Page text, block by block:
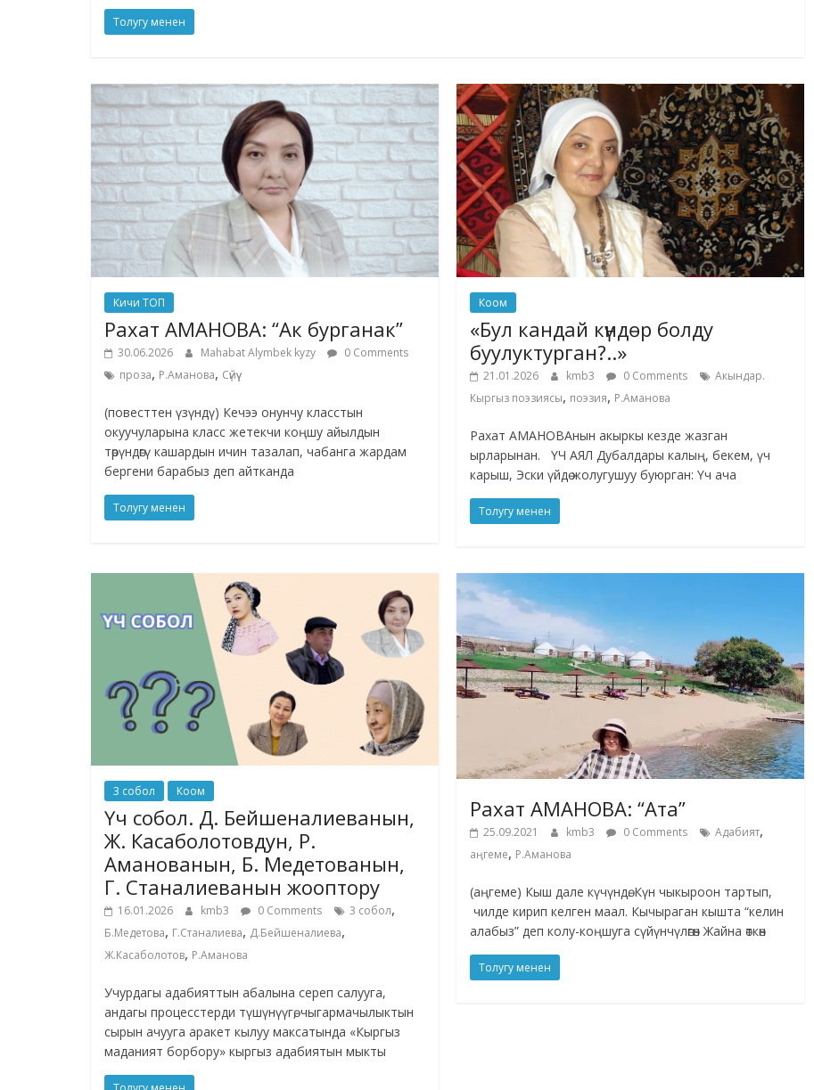
Толугу менен
Кичи ТОП
Рахат АМАНОВА: “Ак бурганак”
30.06.2026 Mahabat Alymbek kyzy
0 Comments
проза, Р.Аманова, Сүйүү
(повесттен үзүндү) Кечээ онунчу класстын
окуучуларына класс жетекчи коңшу айылдын
төрүндөгү кашардын ичин тазалап, чабанга жардам
бергени барабыз деп айтканда
Толугу менен
Коом
«Бул кандай күндөр болду
буулуктурган?..»
21.01.2026 kmb3 0 Comments
Акындар.
Кыргыз поэзиясы, поэзия, Р.Аманова
Рахат АМАНОВАнын акыркы кезде жазган
ырларынан. ҮЧ АЯЛ Дубалдары калың, бекем, үч
карыш, Эски үйдө жолугушуу буюрган: Үч ача
Толугу менен
3 собол Коом
Үч собол. Д. Бейшеналиеванын,
Ж. Касаболотовдун, Р.
Аманованын, Б. Медетованын,
Г. Станалиеванын жооптору
16.01.2026 kmb3 0 Comments 3 собол,
Б.Медетова, Г.Станалиева, Д.Бейшеналиева,
Ж.Касаболотов, Р.Аманова
Учурдагы адабияттын абалына сереп салууга,
андагы процесстерди түшүнүүгө, чыгармачылыктын
сырын ачууга аракет кылуу максатында «Кыргыз
маданият борбору» кыргыз адабиятын мыкты
Рахат АМАНОВА: “Ата”
25.09.2021 kmb3 0 Comments Адабият,
аңгеме, Р.Аманова
(аңгеме) Кыш дале күчүндө. Күн чыкыроон тартып,
чилде кирип келген маал. Кычыраган кышта “келин
алабыз” деп колу-коңшуга сүйүнчүлөгөн Жайна өткөн
Толугу менен